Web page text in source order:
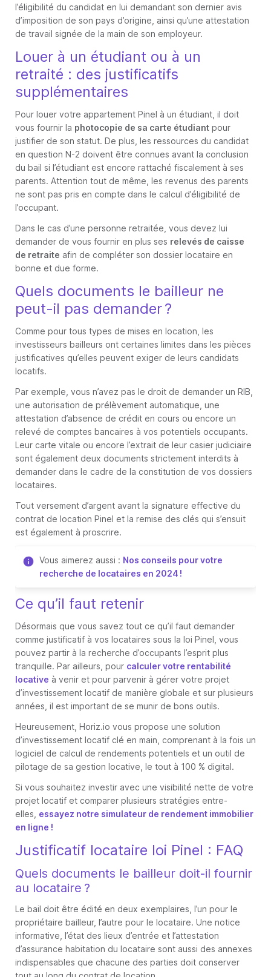
l’éligibilité du candidat en lui demandant son dernier avis
d’imposition de son pays d’origine, ainsi qu’une attestation
de travail signée de la main de son employeur.
Louer à un étudiant ou à un
retraité : des justificatifs
supplémentaires
Pour louer votre appartement Pinel à un étudiant, il doit
vous fournir la photocopie de sa carte étudiant pour
justifier de son statut. De plus, les ressources du candidat
en question N-2 doivent être connues avant la conclusion
du bail si l’étudiant est encore rattaché fiscalement à ses
parents. Attention tout de même, les revenus des parents
ne sont pas pris en compte dans le calcul d’éligibilité de
l’occupant.
Dans le cas d’une personne retraitée, vous devez lui
demander de vous fournir en plus ses relevés de caisse
de retraite afin de compléter son dossier locataire en
bonne et due forme.
Quels documents le bailleur ne
peut-il pas demander ?
Comme pour tous types de mises en location, les
investisseurs bailleurs ont certaines limites dans les pièces
justificatives qu’elles peuvent exiger de leurs candidats
locatifs.
Par exemple, vous n’avez pas le droit de demander un RIB,
une autorisation de prélèvement automatique, une
attestation d’absence de crédit en cours ou encore un
relevé de comptes bancaires à vos potentiels occupants.
Leur carte vitale ou encore l’extrait de leur casier judiciaire
sont également deux documents strictement interdits à
demander dans le cadre de la constitution de vos dossiers
locataires.
Tout versement d’argent avant la signature effective du
contrat de location Pinel et la remise des clés qui s’ensuit
est également à proscrire.
Vous aimerez aussi : Nos conseils pour votre
recherche de locataires en 2024 !
Ce qu’il faut retenir
Désormais que vous savez tout ce qu’il faut demander
comme justificatif à vos locataires sous la loi Pinel, vous
pouvez partir à la recherche d’occupants l’esprit plus
tranquille. Par ailleurs, pour calculer votre rentabilité
locative à venir et pour parvenir à gérer votre projet
d’investissement locatif de manière globale et sur plusieurs
années, il est important de se munir de bons outils.
Heureusement, Horiz.io vous propose une solution
d’investissement locatif clé en main, comprenant à la fois un
logiciel de calcul de rendements potentiels et un outil de
pilotage de sa gestion locative, le tout à 100 % digital.
Si vous souhaitez investir avec une visibilité nette de votre
projet locatif et comparer plusieurs stratégies entre-
elles, essayez notre simulateur de rendement immobilier
en ligne !
Justificatif locataire loi Pinel : FAQ
Quels documents le bailleur doit-il fournir
au locataire ?
Le bail doit être édité en deux exemplaires, l’un pour le
propriétaire bailleur, l’autre pour le locataire. Une notice
informative, l’état des lieux d’entrée et l’attestation
d’assurance habitation du locataire sont aussi des annexes
indispensables que chacune des parties doit conserver